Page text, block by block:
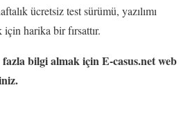
ücretsiz test sürümü, yazılımı
harika bir fırsattır.
fazla bilgi almak için E-casus.net web